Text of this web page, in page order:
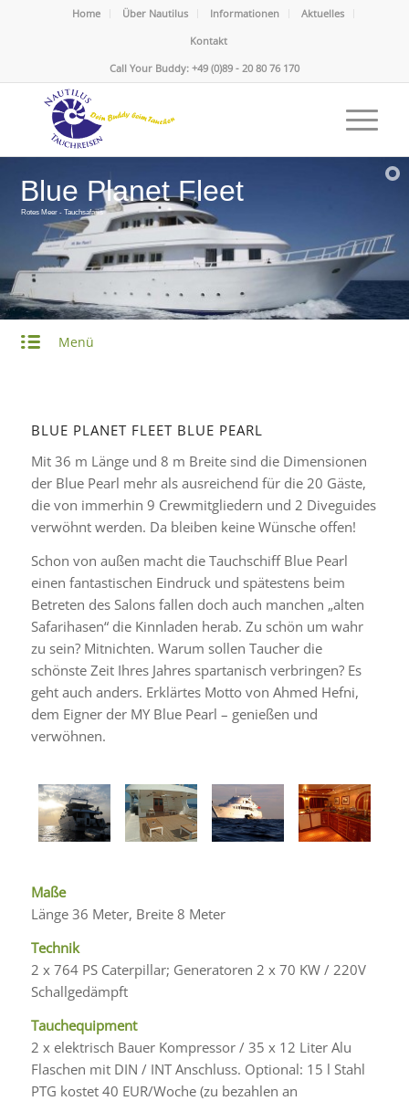
Home Über Nautilus Informationen
Aktuelles
Kontakt
Call Your Buddy: +49 (0)89 - 20 80 76 170
Blue Planet Fleet
Rotes Meer - Tauchsafaris
Menü
BLUE PLANET FLEET BLUE PEARL
Mit 36 m Länge und 8 m Breite sind die Dimensionen
der Blue Pearl mehr als ausreichend für die 20 Gäste,
die von immerhin 9 Crewmitgliedern und 2 Diveguides
verwöhnt werden. Da bleiben keine Wünsche offen!
Schon von außen macht die Tauchschiff Blue Pearl
einen fantastischen Eindruck und spätestens beim
Betreten des Salons fallen doch auch manchen „alten
Safarihasen“ die Kinnladen herab. Zu schön um wahr
zu sein? Mitnichten. Warum sollen Taucher die
schönste Zeit Ihres Jahres spartanisch verbringen? Es
geht auch anders. Erklärtes Motto von Ahmed Hefni,
dem Eigner der MY Blue Pearl – genießen und
verwöhnen.
Maße
Länge 36 Meter, Breite 8 Meter
Technik
2 x 764 PS Caterpillar; Generatoren 2 x 70 KW / 220V
Schallgedämpft
Tauchequipment
2 x elektrisch Bauer Kompressor / 35 x 12 Liter Alu
Flaschen mit DIN / INT Anschluss. Optional: 15 l Stahl
PTG kostet 40 EUR/Woche (zu bezahlen an